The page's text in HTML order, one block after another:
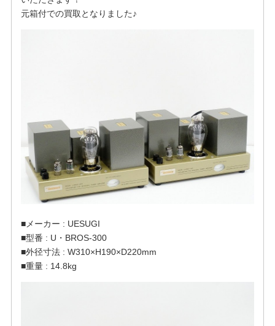
元箱付での買取となりました♪
■メーカー : UESUGI
■型番 : U・BROS-300
■外径寸法 : W310×H190×D220mm
■重量 : 14.8kg